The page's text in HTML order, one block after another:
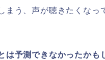
まう、声が聴きたくなっ
予測できなかったかも